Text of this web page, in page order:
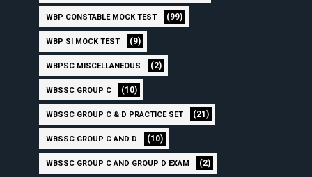
WBP CONSTABLE MOCK TEST (99)
WBP SI MOCK TEST (9)
WBPSC MISCELLANEOUS (2)
WBSSC GROUP C (10)
WBSSC GROUP C & D PRACTICE SET (21)
WBSSC GROUP C AND D (10)
WBSSC GROUP C AND GROUP D EXAM (2)